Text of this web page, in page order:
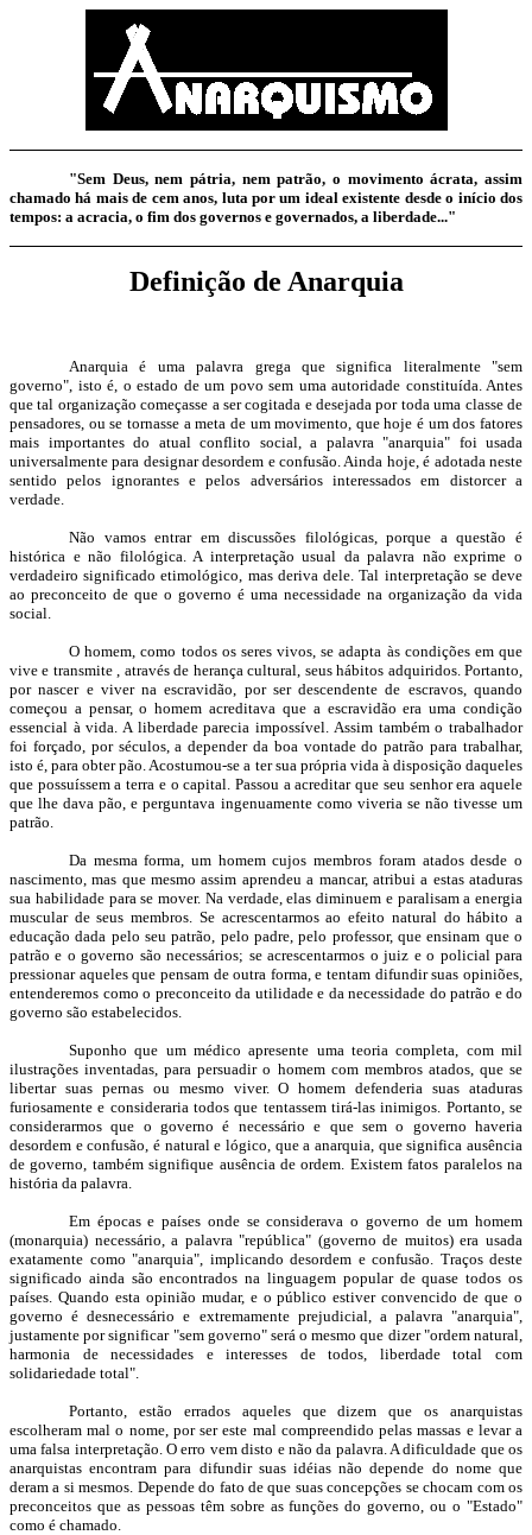
"Sem Deus, nem pátria, nem patrão, o movimento ácrata, assim
chamado há mais de cem anos, luta por um ideal existente desde o início dos
tempos: a acracia, o fim dos governos e governados, a liberdade..."
Definição de Anarquia
Anarquia é uma palavra grega que significa literalmente "sem
governo", isto é, o estado de um povo sem uma autoridade constituída. Antes
que tal organização começasse a ser cogitada e desejada por toda uma classe de
pensadores, ou se tornasse a meta de um movimento, que hoje é um dos fatores
mais importantes do atual conflito social, a palavra "anarquia" foi usada
universalmente para designar desordem e confusão. Ainda hoje, é adotada neste
sentido pelos ignorantes e pelos adversários interessados em distorcer a
verdade.
Não vamos entrar em discussões filológicas, porque a questão é
histórica e não filológica. A interpretação usual da palavra não exprime o
verdadeiro significado etimológico, mas deriva dele. Tal interpretação se deve
ao preconceito de que o governo é uma necessidade na organização da vida
social.
O homem, como todos os seres vivos, se adapta às condições em que
vive e transmite , através de herança cultural, seus hábitos adquiridos. Portanto,
por nascer e viver na escravidão, por ser descendente de escravos, quando
começou a pensar, o homem acreditava que a escravidão era uma condição
essencial à vida. A liberdade parecia impossível. Assim também o trabalhador
foi forçado, por séculos, a depender da boa vontade do patrão para trabalhar,
isto é, para obter pão. Acostumou-se a ter sua própria vida à disposição daqueles
que possuíssem a terra e o capital. Passou a acreditar que seu senhor era aquele
que lhe dava pão, e perguntava ingenuamente como viveria se não tivesse um
patrão.
Da mesma forma, um homem cujos membros foram atados desde o
nascimento, mas que mesmo assim aprendeu a mancar, atribui a estas ataduras
sua habilidade para se mover. Na verdade, elas diminuem e paralisam a energia
muscular de seus membros. Se acrescentarmos ao efeito natural do hábito a
educação dada pelo seu patrão, pelo padre, pelo professor, que ensinam que o
patrão e o governo são necessários; se acrescentarmos o juiz e o policial para
pressionar aqueles que pensam de outra forma, e tentam difundir suas opiniões,
entenderemos como o preconceito da utilidade e da necessidade do patrão e do
governo são estabelecidos.
Suponho que um médico apresente uma teoria completa, com mil
ilustrações inventadas, para persuadir o homem com membros atados, que se
libertar suas pernas ou mesmo viver. O homem defenderia suas ataduras
furiosamente e consideraria todos que tentassem tirá-las inimigos. Portanto, se
considerarmos que o governo é necessário e que sem o governo haveria
desordem e confusão, é natural e lógico, que a anarquia, que significa ausência
de governo, também signifique ausência de ordem. Existem fatos paralelos na
história da palavra.
Em épocas e países onde se considerava o governo de um homem
(monarquia) necessário, a palavra "república" (governo de muitos) era usada
exatamente como "anarquia", implicando desordem e confusão. Traços deste
significado ainda são encontrados na linguagem popular de quase todos os
países. Quando esta opinião mudar, e o público estiver convencido de que o
governo é desnecessário e extremamente prejudicial, a palavra "anarquia",
justamente por significar "sem governo" será o mesmo que dizer "ordem natural,
harmonia de necessidades e interesses de todos, liberdade total com
solidariedade total".
Portanto, estão errados aqueles que dizem que os anarquistas
escolheram mal o nome, por ser este mal compreendido pelas massas e levar a
uma falsa interpretação. O erro vem disto e não da palavra. A dificuldade que os
anarquistas encontram para difundir suas idéias não depende do nome que
deram a si mesmos. Depende do fato de que suas concepções se chocam com os
preconceitos que as pessoas têm sobre as funções do governo, ou o "Estado"
como é chamado.